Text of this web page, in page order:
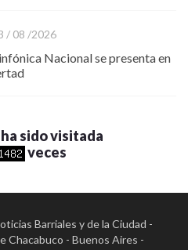
/ 08 /2026
Nacional se presenta en
sido visitada
veces
Barriales y de la Ciudad -
Chacabuco - Buenos Aires -